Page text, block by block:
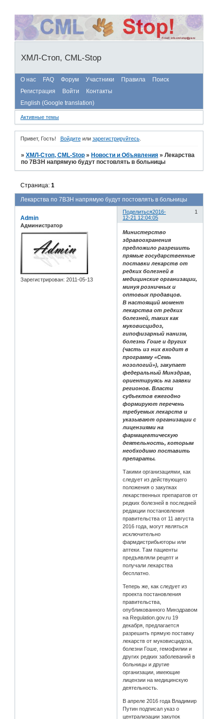
ХМЛ-Стоп, CML-Stop
О нас FAQ Форум Участники Правила
Поиск
Регистрация
Войти
Контакты
English (Google translation)
Активные темы
Привет, Гость! Войдитеили зарегистрируйтесь.
»ХМЛ-Стоп, CML-Stop » Новости и Объявления »Лекарства
по 7ВЗН напрямую будут постовлять в больницы
Лекарства по 7ВЗН напрямую будут постовлять в больницы
Страница:1
Поделиться 1
2016-
12-21 12:04:05
Admin
Администратор
Зарегистрирован: 2011-05-13
Министерство
здравоохранения
предложило разрешить
прямые государственные
поставки лекарств от
редких болезней в
медицинские организации,
минуя розничных и
оптовых продавцов.
В настоящий момент
лекарства от редких
болезней, таких как
муковисцидоз,
гипофизарный нанизм,
болезнь Гоше и других
(часть из них входит в
программу «Семь
нозологий»), закупает
федеральный Минздрав,
ориентируясь на заявки
регионов. Власти
субъектов ежегодно
формируют перечень
требуемых лекарств и
указывают организации с
лицензиями на
фармацевтическую
деятельность, которым
необходимо поставить
препараты.
Такими организациями, как
следует из действующего
положения о закупках
лекарственных препаратов от
редких болезней в последней
редакции постановления
правительства от 11 августа
2016 года, могут являться
исключительно
фармдистрибьюторы или
аптеки. Там пациенты
предъявляли рецепт и
получали лекарства
бесплатно.
Теперь же, как следует из
проекта постановления
правительства,
опубликованного Минздравом
на Regulation.gov.ru 19
декабря, предлагается
разрешить прямую поставку
лекарств от муковисцидоза,
болезни Гоше, гемофилии и
других редких заболеваний в
больницы и другие
организации, имеющие
лицензии на медицинскую
деятельность.
В апреле 2016 года Владимир
Путин подписал указ о
централизации закупок